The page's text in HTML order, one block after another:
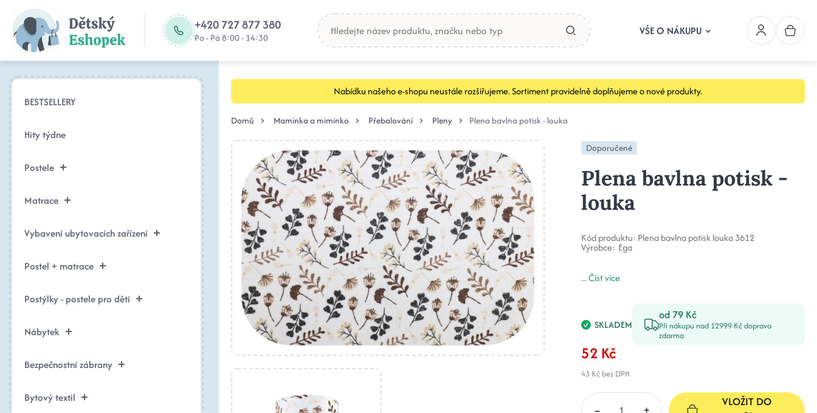
+420 727 877 380
Po - Pá 8:00 - 14:30
VŠE O NÁKUPU
BESTSELLERY
Hity týdne
Postele
Matrace
Vybavení ubytovacích zařízení
Postel + matrace
Postýlky - postele pro děti
Nábytek
Bezpečnostní zábrany
Bytový textil
Nabídku našeho e-shopu neustále rozšiřujeme. Sortiment pravidelně doplňujeme o nové produkty.
Domů Maminka a miminko Přebalování Pleny Plena bavlna potisk - louka
Doporučené
Plena bavlna potisk -
louka
Kód produktu: Plena bavlna potisk louka 3612
Výrobce: Ega
...Číst více
SKLADEM
od 79 Kč
Při nákupu nad 12999 Kč doprava
zdarma
52 Kč
43 Kčbez DPH
– +
VLOŽIT DO